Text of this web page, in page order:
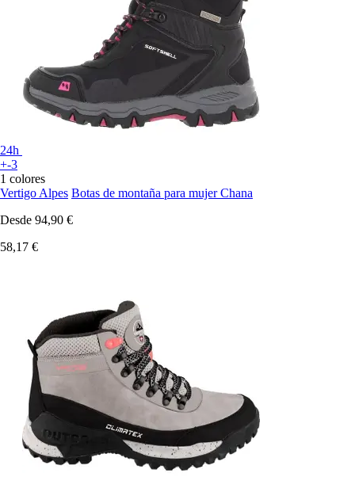
24h
+-3
1 colores
Vertigo Alpes Botas de montaña para mujer Chana
Desde 94,90 €
58,17 €